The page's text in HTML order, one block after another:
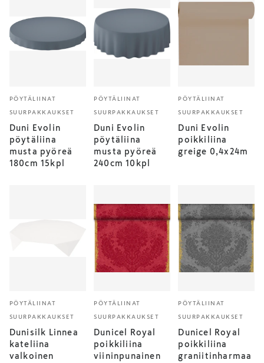
PÖYTÄLIINAT
SUURPAKKAUKSET
Duni Evolin
pöytäliina
musta pyöreä
180cm 15kpl
PÖYTÄLIINAT
SUURPAKKAUKSET
Duni Evolin
pöytäliina
musta pyöreä
240cm 10kpl
PÖYTÄLIINAT
SUURPAKKAUKSET
Duni Evolin
poikkiliina
greige 0,4x24m
PÖYTÄLIINAT
SUURPAKKAUKSET
Dunisilk Linnea
kateliina
valkoinen
PÖYTÄLIINAT
SUURPAKKAUKSET
Dunicel Royal
poikkiliina
viininpunainen
PÖYTÄLIINAT
SUURPAKKAUKSET
Dunicel Royal
poikkiliina
graniitinharmaa